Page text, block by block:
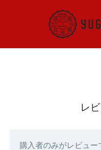
レ
購入者のみがレビュ